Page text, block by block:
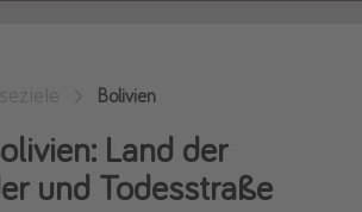
Bolivien
Land der
und Todesstraße